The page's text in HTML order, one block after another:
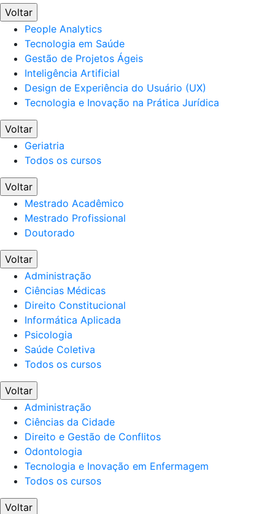
Voltar
People Analytics
Tecnologia em Saúde
Gestão de Projetos Ágeis
Inteligência Artificial
Design de Experiência do Usuário (UX)
Tecnologia e Inovação na Prática Jurídica
Voltar
Geriatria
Todos os cursos
Voltar
Mestrado Acadêmico
Mestrado Profissional
Doutorado
Voltar
Administração
Ciências Médicas
Direito Constitucional
Informática Aplicada
Psicologia
Saúde Coletiva
Todos os cursos
Voltar
Administração
Ciências da Cidade
Direito e Gestão de Conflitos
Odontologia
Tecnologia e Inovação em Enfermagem
Todos os cursos
Voltar